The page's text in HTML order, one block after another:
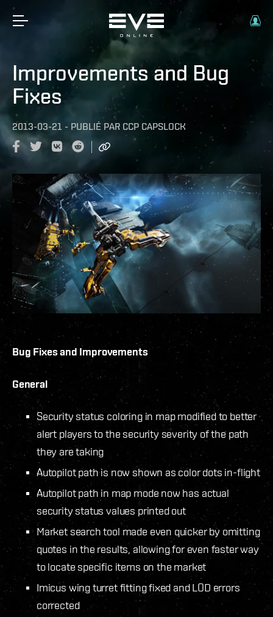
Improvements and Bug
Fixes
2013-03-21 - PUBLIÉ PAR CCP CAPSLOCK
Bug Fixes and Improvements
General
Security status coloring in map modified to better
alert players to the security severity of the path
they are taking
Autopilot path is now shown as color dots in-flight
Autopilot path in map mode now has actual
security status values printed out
Market search tool made even quicker by omitting
quotes in the results, allowing for even faster way
to locate specific items on the market
Imicus wing turret fitting fixed and LOD errors
corrected